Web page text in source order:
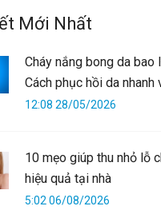
Mới Nhất
Cháy nắng bong da bao
Cách phục hồi da nhanh
12:08 28/05/2026
10 mẹo giúp thu nhỏ lỗ
hiệu quả tại nhà
5:02 06/08/2026